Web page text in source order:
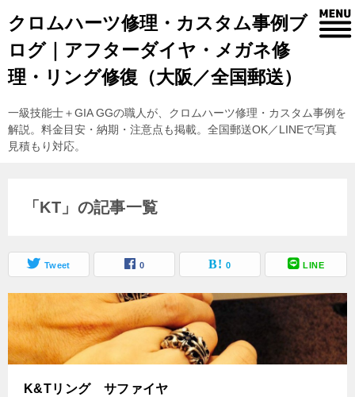
クロムハーツ修理・カスタム事例ブ
ログ｜アフターダイヤ・メガネ修
理・リング修復（大阪／全国郵送）
一級技能士＋GIA GGの職人が、クロムハーツ修理・カスタム事例を
解説。料金目安・納期・注意点も掲載。全国郵送OK／LINEで写真
見積もり対応。
「KT」の記事一覧
Tweet 0 0 LINE
K&Tリング サファイヤ